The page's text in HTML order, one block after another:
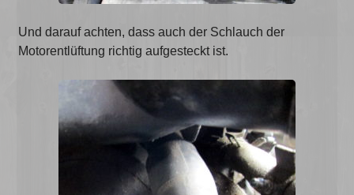
Und darauf achten, dass auch der Schlauch der
Motorentlüftung richtig aufgesteckt ist.